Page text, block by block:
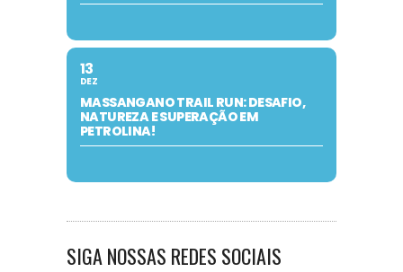
13
DEZ
MASSANGANO TRAIL RUN: DESAFIO,
NATUREZA E SUPERAÇÃO EM
PETROLINA!
SIGA NOSSAS REDES SOCIAIS